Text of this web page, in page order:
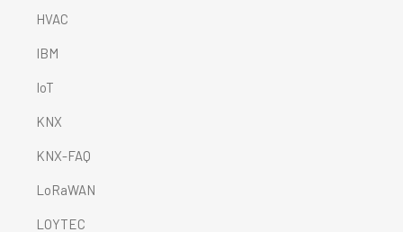
HVAC
IBM
IoT
KNX
KNX-FAQ
LoRaWAN
LOYTEC